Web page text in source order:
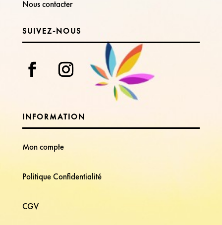
Nous contacter
SUIVEZ-NOUS
INFORMATION
Mon compte
Politique Confidentialité
CGV